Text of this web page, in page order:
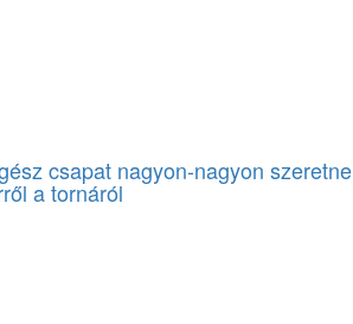
csapat nagyon-nagyon szeretne
a tornáról